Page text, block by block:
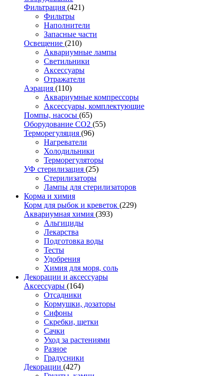
Фильтрация (421)
Фильтры
Наполнители
Запасные части
Освещение (210)
Аквариумные лампы
Светильники
Аксессуары
Отражатели
Аэрация (110)
Аквариумные компрессоры
Аксессуары, комплектующие
Помпы, насосы (65)
Оборудование CO2 (55)
Терморегуляция (96)
Нагреватели
Холодильники
Терморегуляторы
УФ стерилизация (25)
Стерилизаторы
Лампы для стерилизаторов
Корма и химия
Корм для рыбок и креветок (229)
Аквариумная химия (393)
Альгициды
Лекарства
Подготовка воды
Тесты
Удобрения
Химия для моря, соль
Декорации и аксессуары
Аксессуары (164)
Отсадники
Кормушки, дозаторы
Сифоны
Скребки, щетки
Сачки
Уход за растениями
Разное
Градусники
Декорации (427)